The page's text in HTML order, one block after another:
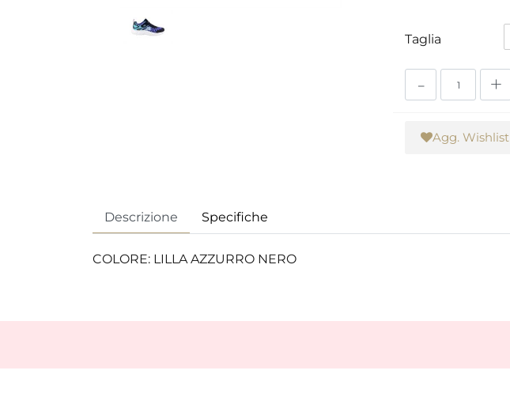
Taglia
Agg. Wishlist
Descrizione Specifiche
COLORE: LILLA AZZURRO NERO